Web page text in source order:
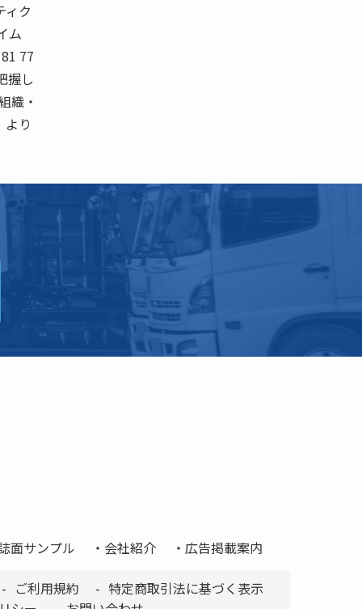
ィク
ム
77
握し
織・
り
面サンプル 会社紹介 広告掲載案内
ご利用規約
特定商取引法に基づく表示